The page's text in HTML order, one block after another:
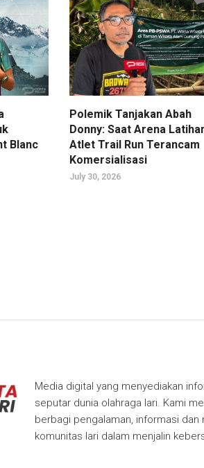
Blanc
Polemik Tanjakan Abah
Donny: Saat Arena
Atlet Trail Run Terancam
Komersialisasi
July 30, 2026
Media digital yang menyediakan
seputar dunia olahraga lari. Kami
berbagi pengalaman, informasi
komunitas lari dalam menjalin